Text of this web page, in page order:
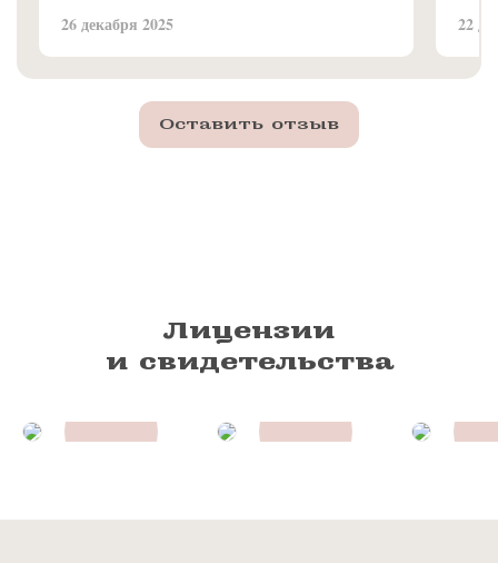
приятное, рекомендую!
26 декабря 2025 22
Оставить отзыв
Лицензии
и свидетельства